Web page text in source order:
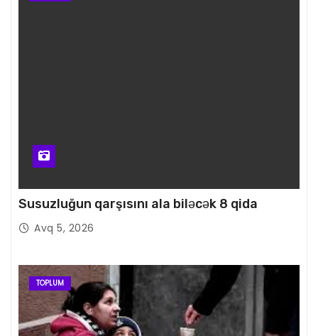
Susuzluğun qarşısını ala biləcək 8 qida
Avq 5, 2026
TOPLUM